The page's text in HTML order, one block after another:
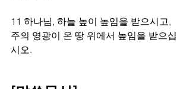
11 하나님, 하늘 높이 높임을 받으시고,
주의 영광이 온 땅 위에서 높임을 받으십
시오.